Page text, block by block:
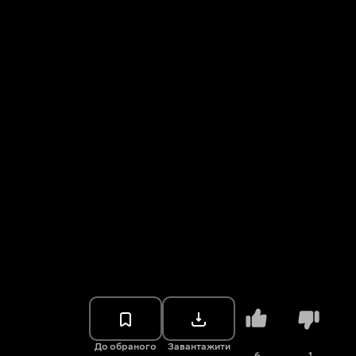
До обраного Завантажити